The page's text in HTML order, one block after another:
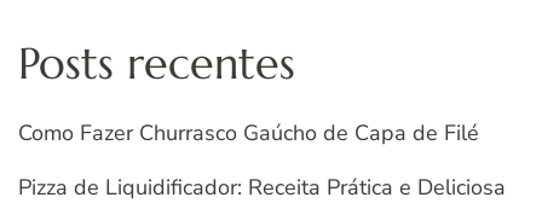
Posts recentes
Como Fazer Churrasco Gaúcho de Capa de Filé
Pizza de Liquidificador: Receita Prática e Deliciosa